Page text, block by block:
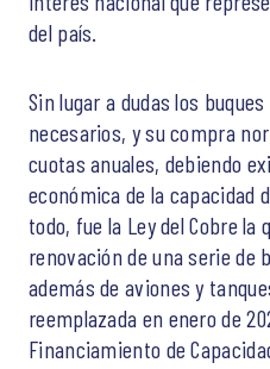
del país.
Sin lugar a dudas los
necesarios, y su compra
cuotas anuales, debiendo
económica de la capacidad
todo, fue la Ley del Cobre
renovación de una serie de
además de aviones y
reemplazada en enero de
Financiamiento de